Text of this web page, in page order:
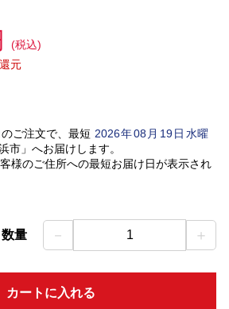
(税込)
元
のご注文で、最短 2026年08 月 19日水曜
市」 へお届けします。
様のご住所への最短お届け日が表示され
数量 － 1 ＋
カートに入れる